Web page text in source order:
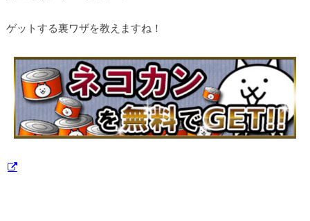
ゲットする裏ワザを教えますね！